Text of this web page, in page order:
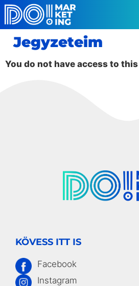
Jegyzeteim
You do not have access to
KÖVESS ITT IS
Facebook
Instagram